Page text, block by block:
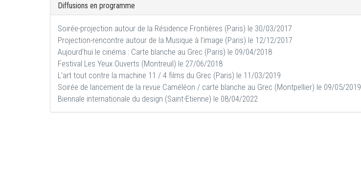
Diffusions en programme
Soirée-projection autour de la Résidence Frontières (Paris) le 30/03/2017
Projection-rencontre autour de la Musique à l’image (Paris) le 12/12/2017
Aujourd’hui le cinéma : Carte blanche au Grec (Paris) le 09/04/2018
Festival Les Yeux Ouverts (Montreuil) le 27/06/2018
L’art tout contre la machine 11 / 4 films du Grec (Paris) le 11/03/2019
Soirée de lancement de la revue Caméléon / carte blanche au Grec (Montpellier) le 09/05/2019
Biennale internationale du design (Saint-Etienne) le 08/04/2022